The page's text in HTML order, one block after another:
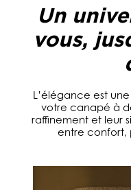
Un
vous,
L’élégance est
votre canapé à
raffinement et leur
entre confort,